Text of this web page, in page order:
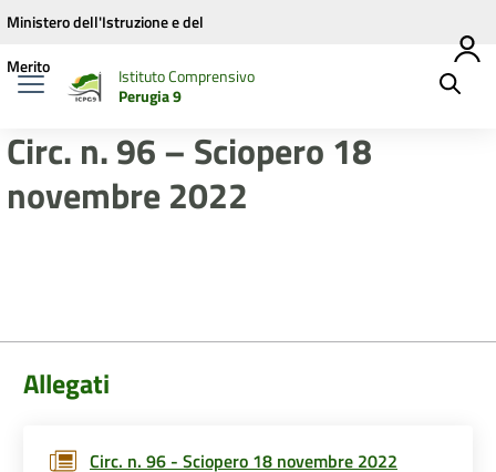
Vai ai contenuti
Vai al menu di navigazione
Vai al footer
Ministero dell'Istruzione e del
Merito
Istituto Comprensivo
Perugia 9
Circ. n. 96 – Sciopero 18
novembre 2022
Allegati
Circ. n. 96 - Sciopero 18 novembre 2022